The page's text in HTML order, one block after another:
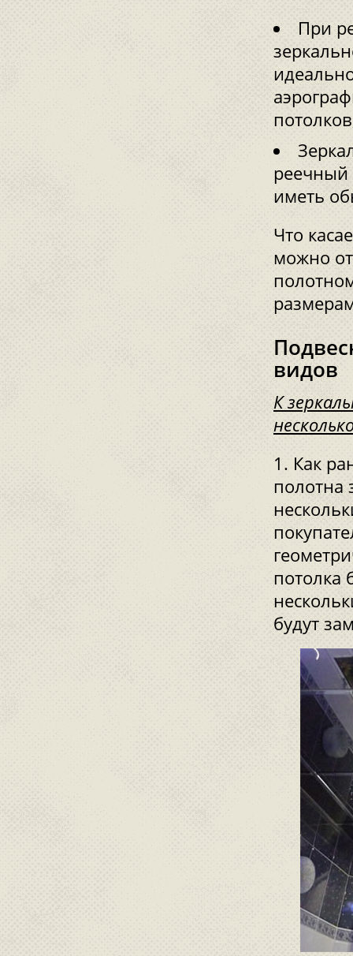
При
реечный
иметь
Что
можно
видов
К
Как
полотна
потолка
будут